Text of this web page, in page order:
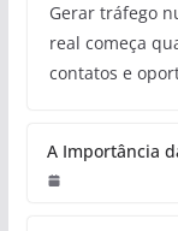
Gerar tráfego
real começa
contatos e
A Importância